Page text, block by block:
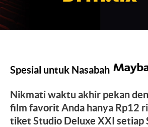
Spesial untuk Nasabah
Nikmati waktu akhir pekan
film favorit Anda hanya Rp12
tiket Studio Deluxe XXI setiap